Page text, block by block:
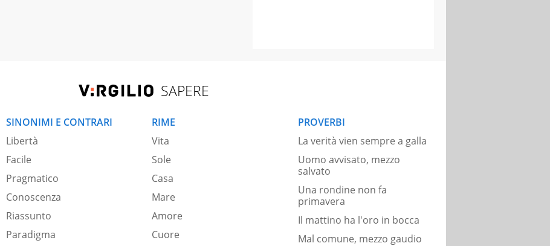
SAPERE
SINONIMI E CONTRARI
Libertà
Facile
Pragmatico
Conoscenza
Riassunto
Paradigma
RIME
Vita
Sole
Casa
Mare
Amore
Cuore
PROVERBI
La verità vien sempre a galla
Uomo avvisato, mezzo
salvato
Una rondine non fa
primavera
Il mattino ha l'oro in bocca
Mal comune, mezzo gaudio